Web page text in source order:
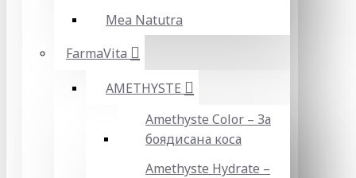
Mea Natutra
FarmaVita
AMETHYSTE
Amethyste Color – За
боядисана коса
Amethyste Hydrate –